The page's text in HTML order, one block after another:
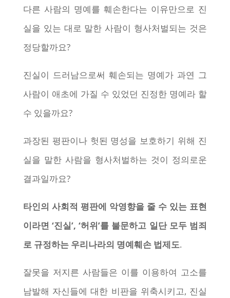
다른 사람의 명예를 훼손한다는 이유만으로 진
실을 있는 대로 말한 사람이 형사처벌되는 것은
정당할까요?
진실이 드러남으로써 훼손되는 명예가 과연 그
사람이 애초에 가질 수 있었던 진정한 명예라 할
수 있을까요?
과장된 평판이나 헛된 명성을 보호하기 위해 진
실을 말한 사람을 형사처벌하는 것이 정의로운
결과일까요?
타인의 사회적 평판에 악영향을 줄 수 있는 표현
이라면 ‘진실’, ‘허위’를 불문하고 일단 모두 범죄
로 규정하는 우리나라의 명예훼손 법제도.
잘못을 저지른 사람들은 이를 이용하여 고소를
남발해 자신들에 대한 비판을 위축시키고, 진실